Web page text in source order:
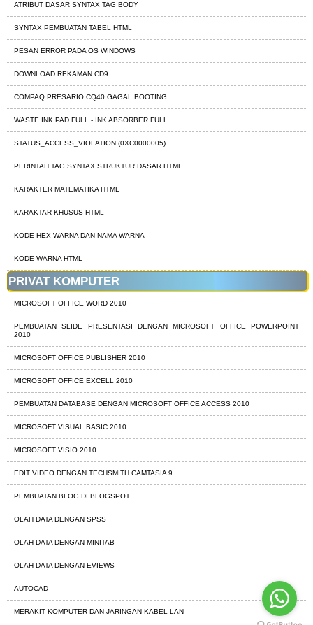
ATRIBUT DASAR SYNTAX TAG BODY
SYNTAX PEMBUATAN TABEL HTML
PESAN ERROR PADA OS WINDOWS
DOWNLOAD REKAMAN CD9
COMPAQ PRESARIO CQ40 GAGAL BOOTING
WASTE INK PAD FULL - INK ABSORBER FULL
STATUS_ACCESS_VIOLATION (0XC0000005)
PERINTAH TAG SYNTAX STRUKTUR DASAR HTML
KARAKTER MATEMATIKA HTML
KARAKTAR KHUSUS HTML
KODE HEX WARNA DAN NAMA WARNA
KODE WARNA HTML
PRIVAT KOMPUTER
MICROSOFT OFFICE WORD 2010
PEMBUATAN SLIDE PRESENTASI DENGAN MICROSOFT OFFICE POWERPOINT
2010
MICROSOFT OFFICE PUBLISHER 2010
MICROSOFT OFFICE EXCELL 2010
PEMBUATAN DATABASE DENGAN MICROSOFT OFFICE ACCESS 2010
MICROSOFT VISUAL BASIC 2010
MICROSOFT VISIO 2010
EDIT VIDEO DENGAN TECHSMITH CAMTASIA 9
PEMBUATAN BLOG DI BLOGSPOT
OLAH DATA DENGAN SPSS
OLAH DATA DENGAN MINITAB
OLAH DATA DENGAN EVIEWS
AUTOCAD
MERAKIT KOMPUTER DAN JARINGAN KABEL LAN